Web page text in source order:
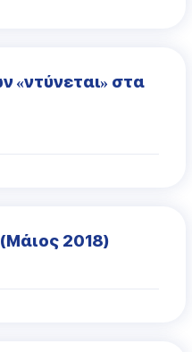
«ντύνεται» στα
2018)